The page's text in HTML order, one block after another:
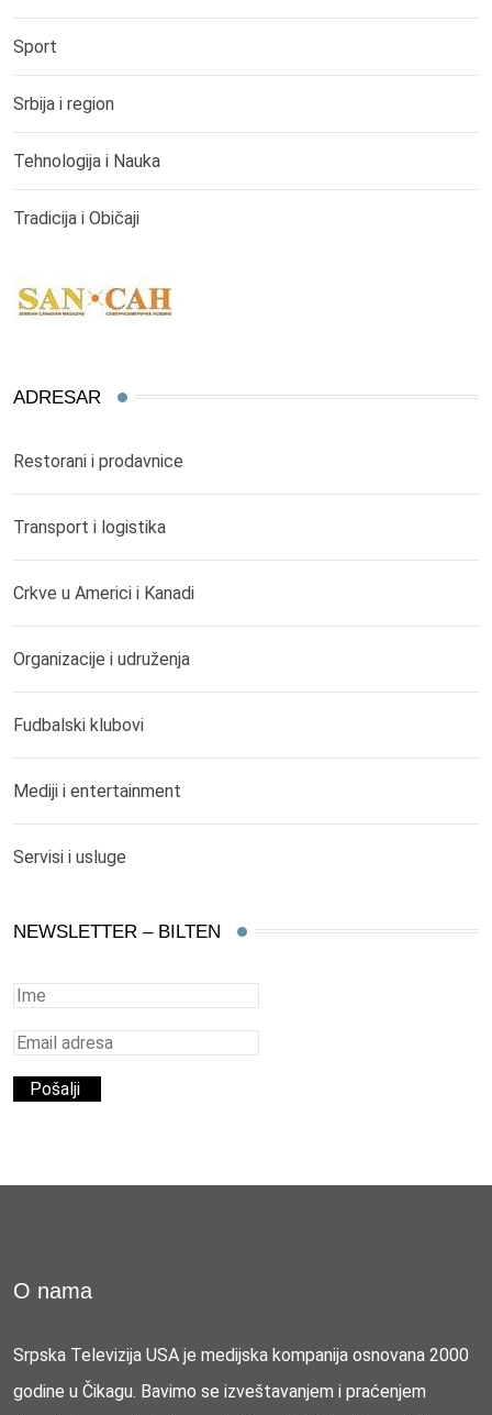
Sport
Srbija i region
Tehnologija i Nauka
Tradicija i Običaji
ADRESAR
Restorani i prodavnice
Transport i logistika
Crkve u Americi i Kanadi
Organizacije i udruženja
Fudbalski klubovi
Mediji i entertainment
Servisi i usluge
NEWSLETTER – BILTEN
O nama
Srpska Televizija USA je medijska kompanija osnovana 2000
godine u Čikagu. Bavimo se izveštavanjem i praćenjem